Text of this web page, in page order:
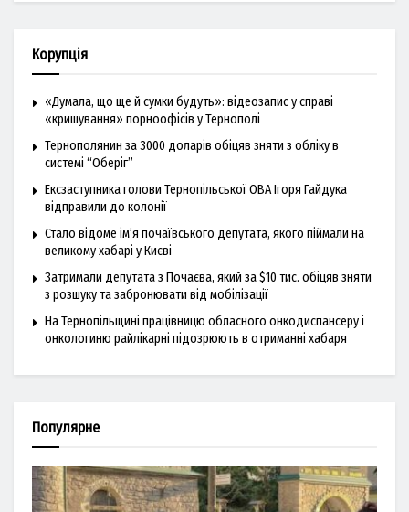
Корупція
«Думала, що ще й сумки будуть»: відеозапис у справі
«кришування» порноофісів у Тернополі
Тернополянин за 3000 доларів обіцяв зняти з обліку в
системі “Оберіг”
Ексзаступника голови Тернопільської ОВА Ігоря Гайдука
відправили до колонії
Стало відоме ім’я почаївського депутата, якого піймали на
великому хабарі у Києві
Затримали депутата з Почаєва, який за $10 тис. обіцяв зняти
з розшуку та забронювати від мобілізації
На Тернопільщині працівницю обласного онкодиспансеру і
онкологиню райлікарні підозрюють в отриманні хабаря
Популярне